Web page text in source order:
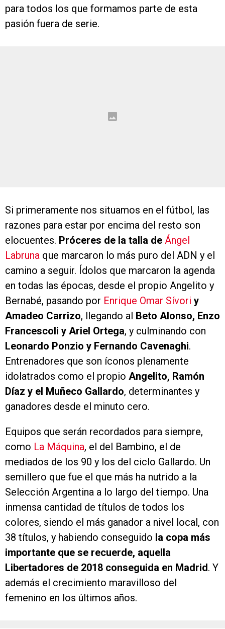
para todos los que formamos parte de esta
pasión fuera de serie.
Si primeramente nos situamos en el fútbol, las
razones para estar por encima del resto son
elocuentes. Próceres de la talla de Ángel
Labruna que marcaron lo más puro del ADN y el
camino a seguir. Ídolos que marcaron la agenda
en todas las épocas, desde el propio Angelito y
Bernabé, pasando por Enrique Omar Sívori y
Amadeo Carrizo, llegando al Beto Alonso, Enzo
Francescoli y Ariel Ortega, y culminando con
Leonardo Ponzio y Fernando Cavenaghi.
Entrenadores que son íconos plenamente
idolatrados como el propio Angelito, Ramón
Díaz y el Muñeco Gallardo, determinantes y
ganadores desde el minuto cero.
Equipos que serán recordados para siempre,
como La Máquina, el del Bambino, el de
mediados de los 90 y los del ciclo Gallardo. Un
semillero que fue el que más ha nutrido a la
Selección Argentina a lo largo del tiempo. Una
inmensa cantidad de títulos de todos los
colores, siendo el más ganador a nivel local, con
38 títulos, y habiendo conseguido la copa más
importante que se recuerde, aquella
Libertadores de 2018 conseguida en Madrid. Y
además el crecimiento maravilloso del
femenino en los últimos años.